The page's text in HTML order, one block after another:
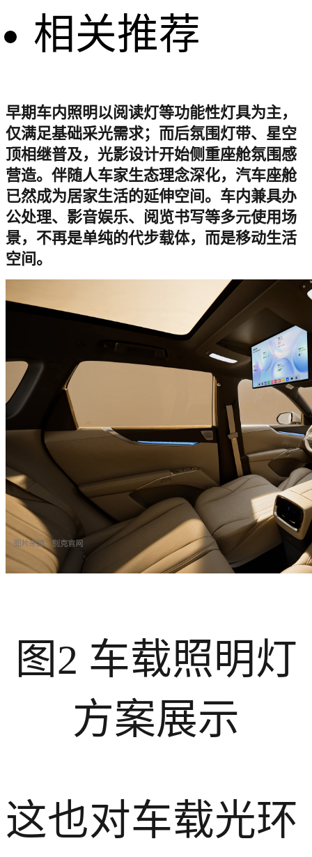
相关推荐
早期车内照明以阅读灯等功能性灯具为主，
仅满足基础采光需求；而后氛围灯带、星空
顶相继普及，光影设计开始侧重座舱氛围感
营造。伴随人车家生态理念深化，汽车座舱
已然成为居家生活的延伸空间。车内兼具办
公处理、影音娱乐、阅览书写等多元使用场
景，不再是单纯的代步载体，而是移动生活
空间。
图2 车载照明灯
方案展示
这也对车载光环